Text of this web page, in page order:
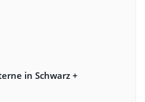
in Schwarz +